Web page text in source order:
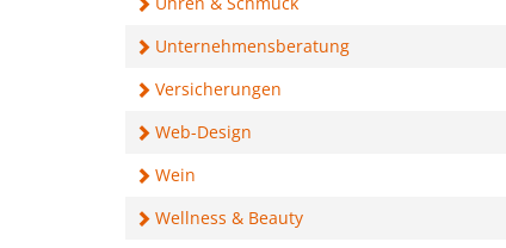
Unternehmensberatung
Versicherungen
Web-Design
Wein
Wellness & Beauty